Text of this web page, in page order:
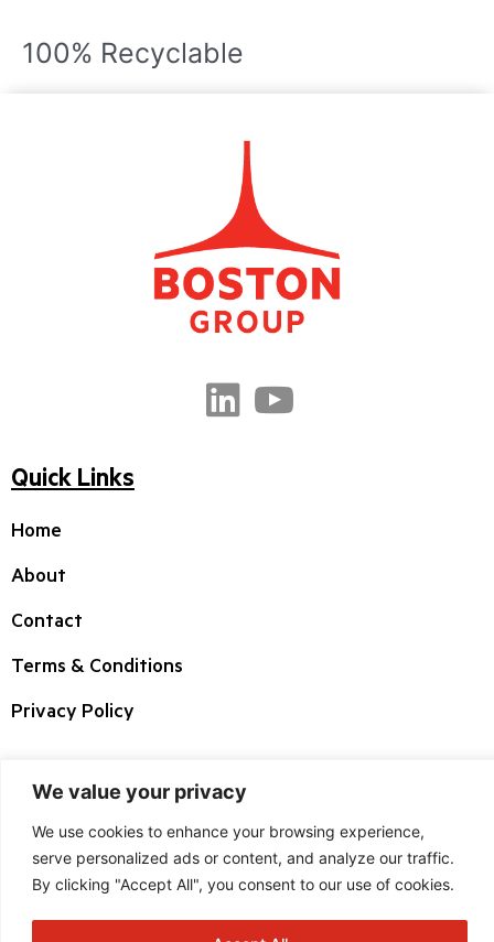
We value your privacy
We use cookies to enhance your browsing experience,
serve personalized ads or content, and analyze our traffic.
By clicking "Accept All", you consent to our use of cookies.
100% Recyclable
Quick Links
Home
About
Contact
Terms & Conditions
Privacy Policy
Corporate HQ
MA 01876
+1 800 225 1633